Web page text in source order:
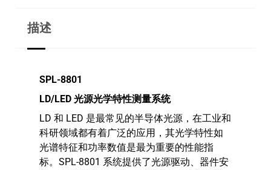
描述
SPL-8801
LD/LED 光源光学特性测量系统
LD 和 LED 是最常见的半导体光源，在工业和
科研领域都有着广泛的应用，其光学特性如
光谱特征和功率数值是最为重要的性能指
标。SPL-8801 系统提供了光源驱动、器件安